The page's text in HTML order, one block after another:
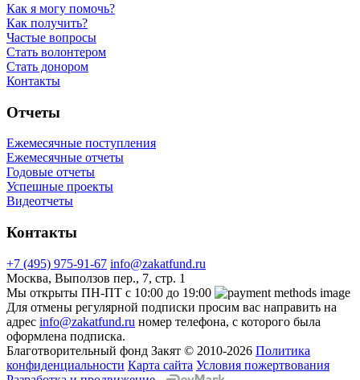
Как я могу помочь?
Как получить?
Частые вопросы
Стать волонтером
Стать донором
Контакты
Отчеты
Ежемесячные поступления
Ежемесячные отчеты
Годовые отчеты
Успешные проекты
Видеотчеты
Контакты
+7 (495) 975-91-67 info@zakatfund.ru
Москва, Выползов пер., 7, стр. 1
Мы открыты ПН-ПТ с 10:00 до 19:00
Для отмены регулярной подписки просим вас направить на
адрес info@zakatfund.ru номер телефона, с которого была
оформлена подписка.
Благотворительный фонд Закят © 2010-2026 Политика
конфиденциальности Карта сайта Условия пожертвования